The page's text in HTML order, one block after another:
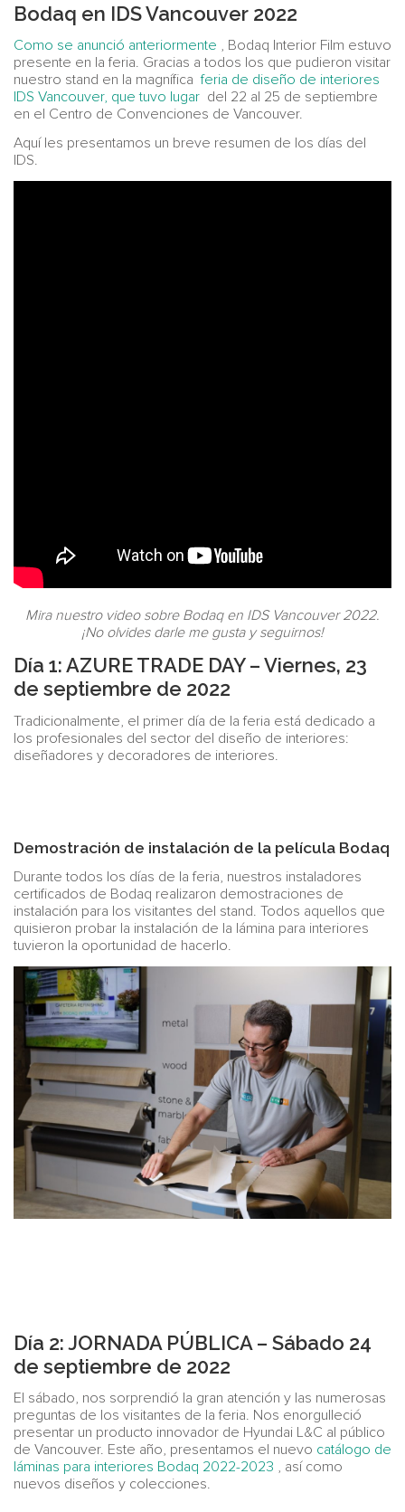
Bodaq en IDS Vancouver 2022
Como se anunció anteriormente , Bodaq Interior Film estuvo
presente en la feria. Gracias a todos los que pudieron visitar
nuestro stand en la magníficaferia de diseño de interiores
IDS Vancouver, que tuvo lugar del 22 al 25 de septiembre
en el Centro de Convenciones de Vancouver.
Aquí les presentamos un breve resumen de los días del
IDS.
Mira nuestro video sobre Bodaq en IDS Vancouver 2022.
¡No olvides darle me gusta y seguirnos!
Día 1: AZURE TRADE DAY – Viernes, 23
de septiembre de 2022
Tradicionalmente, el primer día de la feria está dedicado a
los profesionales del sector del diseño de interiores:
diseñadores y decoradores de interiores.
Demostración de instalación de la película Bodaq
Durante todos los días de la feria, nuestros instaladores
certificados de Bodaq realizaron demostraciones de
instalación para los visitantes del stand. Todos aquellos que
quisieron probar la instalación de la lámina para interiores
tuvieron la oportunidad de hacerlo.
Día 2: JORNADA PÚBLICA – Sábado 24
de septiembre de 2022
El sábado, nos sorprendió la gran atención y las numerosas
preguntas de los visitantes de la feria. Nos enorgulleció
presentar un producto innovador de Hyundai L&C al público
de Vancouver. Este año, presentamos el nuevo catálogo de
láminas para interiores Bodaq 2022-2023 , así como
nuevos diseños y colecciones.